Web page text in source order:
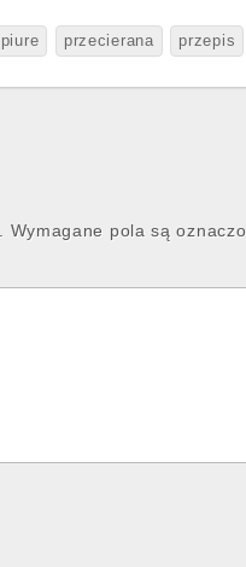
piure przecierana przepis
Wymagane pola są